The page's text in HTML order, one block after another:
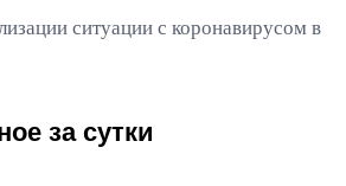
ситуации с коронавирусом в
за сутки